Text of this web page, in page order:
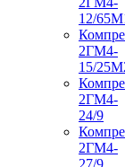
12/
2ГМ4-
15/
2ГМ4-
24/9
2ГМ4-